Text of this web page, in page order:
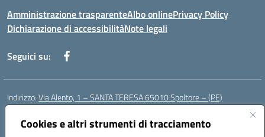
Cookies e altri strumenti di tracciamento
Amministrazione trasparenteAlbo onlinePrivacy Policy
Dichiarazione di accessibilitàNote legali
Seguici su:
Indirizzo:Via Alento, 1 – SANTA TERESA 65010 Spoltore – (PE)
Centralino:
Posta elettronica certificata (PEC):peee052003@pec.istruzione.it